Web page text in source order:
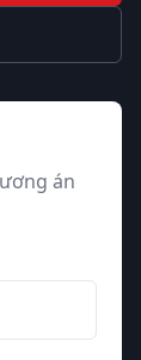
án